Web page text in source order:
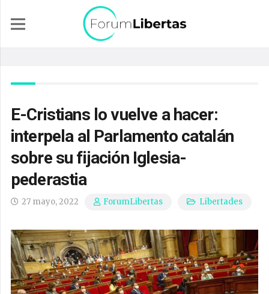
E-Cristians lo vuelve a hacer:
interpela al Parlamento catalán
sobre su fijación Iglesia-
pederastia
27 mayo, 2022 ForumLibertas Libertades